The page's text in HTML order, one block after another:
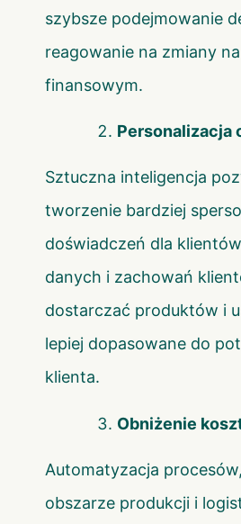
szybsze podejmowanie
reagowanie na zmiany
finansowym.
Personalizacja
Sztuczna inteligencja
tworzenie bardziej
doświadczeń dla
danych i zachowań
dostarczać produktów i
lepiej dopasowane do
klienta.
Obniżenie
Automatyzacja
obszarze produkcji i